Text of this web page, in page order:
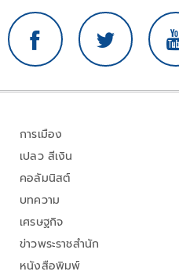
การเมือง
เปลว สีเงิน
คอลัมนิสต์
บทความ
เศรษฐกิจ
ข่าวพระราชสำนัก
หนังสือพิมพ์